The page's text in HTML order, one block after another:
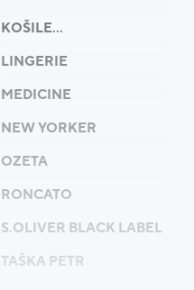
KOŠILE...
LINGERIE
MEDICINE
NEW YORKER
OZETA
RONCATO
S.OLIVER BLACK LABEL
TAŠKA PETR